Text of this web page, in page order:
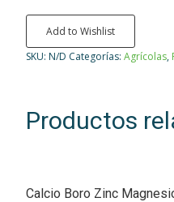
Add to Wishlist
SKU: N/D Categorías: Agrícolas,
Productos
Calcio Boro Zinc